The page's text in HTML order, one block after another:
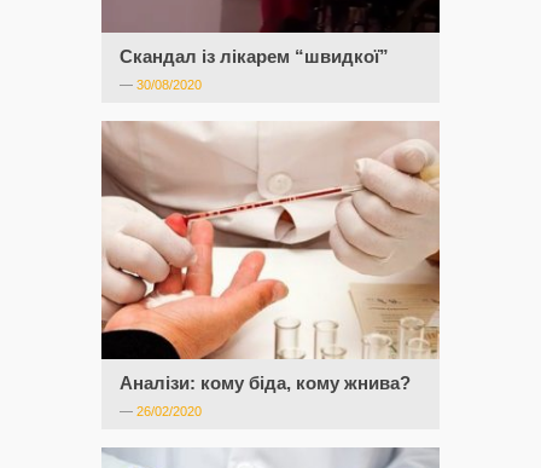
Скандал із лікарем “швидкої”
— 30/08/2020
Аналізи: кому біда, кому жнива?
— 26/02/2020